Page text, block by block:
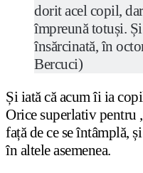
dorit acel copil,
împreună totuși.
însărcinată, în
Bercuci)
Și iată că acum îi ia
Orice superlativ pentru
față de ce se întâmplă,
în altele asemenea.